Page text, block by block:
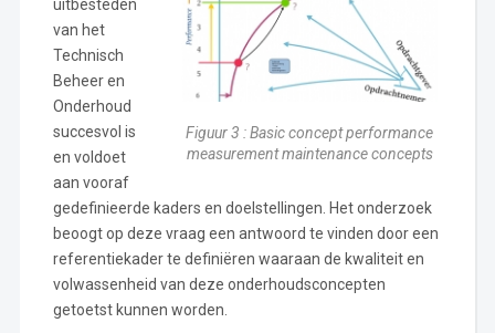
Figuur 3 : Basic concept performance
measurement maintenance concepts
uitbesteden
van het
Technisch
Beheer en
Onderhoud
succesvol is
en voldoet
aan vooraf
gedefinieerde kaders en doelstellingen. Het onderzoek
beoogt op deze vraag een antwoord te vinden door een
referentiekader te definiëren waaraan de kwaliteit en
volwassenheid van deze onderhoudsconcepten
getoetst kunnen worden.